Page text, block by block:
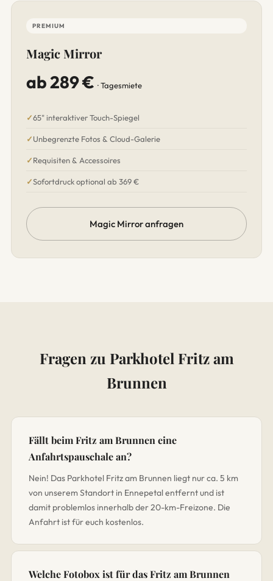
PREMIUM
Magic Mirror
ab 289 € · Tagesmiete
65" interaktiver Touch-Spiegel
Unbegrenzte Fotos & Cloud-Galerie
Requisiten & Accessoires
Sofortdruck optional ab 369 €
Magic Mirror anfragen
Fragen zu Parkhotel Fritz am
Brunnen
Fällt beim Fritz am Brunnen eine
Anfahrtspauschale an?
Nein! Das Parkhotel Fritz am Brunnen liegt nur ca. 5 km
von unserem Standort in Ennepetal entfernt und ist
damit problemlos innerhalb der 20-km-Freizone. Die
Anfahrt ist für euch kostenlos.
Welche Fotobox ist für das Fritz am Brunnen